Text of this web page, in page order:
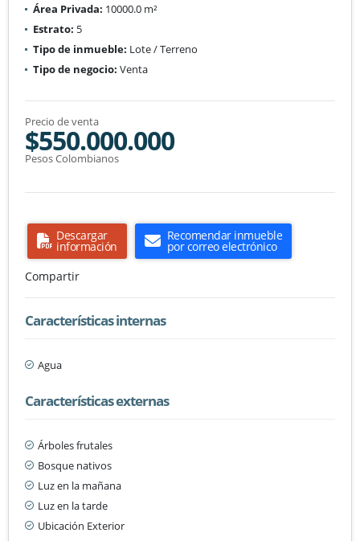
Área Privada: 10000.0 m²
Estrato: 5
Tipo de inmueble: Lote / Terreno
Tipo de negocio: Venta
Precio de venta
$550.000.000
Pesos Colombianos
Descargar
información
Recomendar inmueble
por correo electrónico
Compartir
Características internas
Agua
Características externas
Árboles frutales
Bosque nativos
Luz en la mañana
Luz en la tarde
Ubicación Exterior